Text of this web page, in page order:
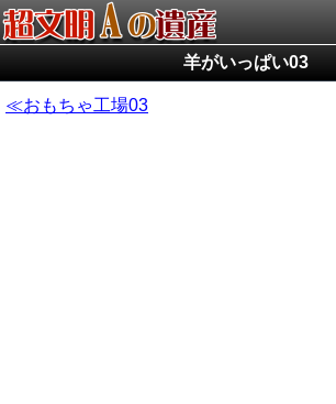
羊がいっぱい03
おもちゃ工場03